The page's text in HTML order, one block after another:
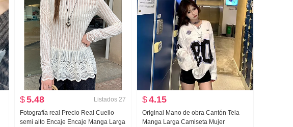
$5.48 Listados 27
Fotografía real Precio Real Cuello
semi alto Encaje Encaje Manga Larga
$4.15
Original Mano de obra Cantón Tela
Manga Larga Camiseta Mujer